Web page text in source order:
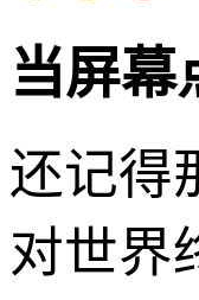
当屏幕
还记得
对世界